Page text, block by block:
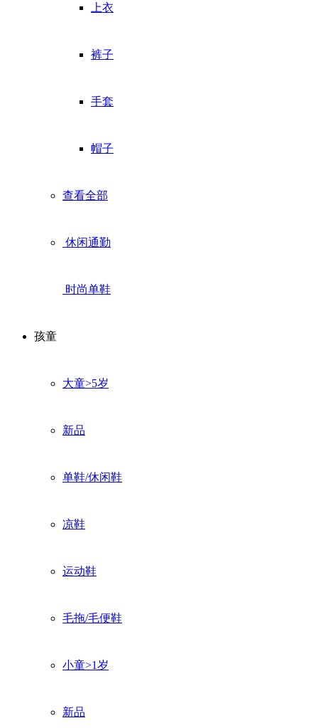
上衣
裤子
手套
帽子
查看全部
休闲通勤
时尚单鞋
孩童
大童>5岁
新品
单鞋/休闲鞋
凉鞋
运动鞋
毛拖/毛便鞋
小童>1岁
新品